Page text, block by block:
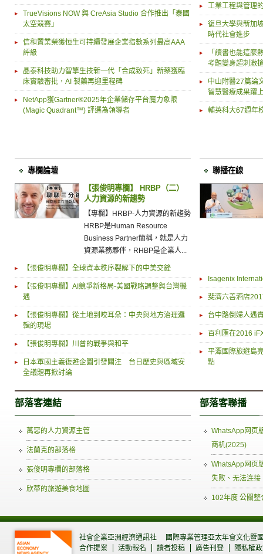
TrueVisions NOW 與 CreAsia Studio 合作推出「泰國
太空競賽」
信和置業榮獲恒生可持續發展企業指數系列最高AAA
評級
晶泰科技助力智擎生技新一代「合成致死」新藥獲臨
床實驗審批，AI 製藥再迎里程碑
NetApp獲Gartner®2025年企業儲存平台魔力象限
(Magic Quadrant™) 評選為領導者
工業工程與管理
復旦大學與新加
時代社會進步
「讀書也能這麼
考題變身超刺激
中山附醫27篇論
智慧醫療成果躍
輔英科大67週年
專欄論壇
【張俊明專欄】 HRBP（二）
人力資源的新趨勢
【專欄】HRBP-人力資源的新趨勢
HRBP是Human Resource
Business Partner簡稱，就是人力
資源業務夥伴，RHBP是企業人...
【張俊明專欄】全球資本秩序裂解下的中美交鋒
【張俊明專欄】AI競爭新格局-美國戰略調整與台灣機
遇
【張俊明專欄】從土地到咬耳朵：中央與地方治理邏
輯的現場
【張俊明專欄】川普的戰爭與和平
日本軍國主義復甦企圖引發關注 台日歷史與區域安
全議題再掀討論
聯播在線
Isagenix
斐濟六善酒店
台中路倒婦人遇
百利匯在2016
平潭國際旅遊島
點
部落客連結
萬惡的人力資源主管
法蘭克的部落格
張俊明專欄的部落格
欣蒂的旅遊美食地圖
部落客聯播
WhatsApp网页
商机(2025)
WhatsApp网页
失败、无法连接
102年度 公關
社會企業亞洲經濟通訊社
國際專業管理亞太年會文化暨
合作提案
活動報名 讀者投稿 廣告刊登 隱私權